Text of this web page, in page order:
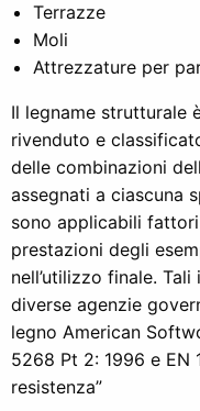
Terrazze
Moli
Attrezzature per
Il legname strutturale
rivenduto e
delle combinazioni
assegnati a ciascuna
sono applicabili
prestazioni degli
nell’utilizzo finale.
diverse agenzie
legno American
5268 Pt 2: 1996 e EN
resistenza”